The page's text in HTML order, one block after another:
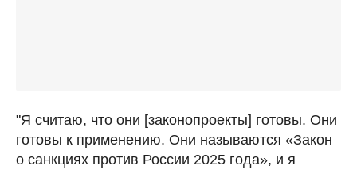
"Я считаю, что они [законопроекты] готовы. Они
готовы к применению. Они называются «Закон
о санкциях против России 2025 года», и я